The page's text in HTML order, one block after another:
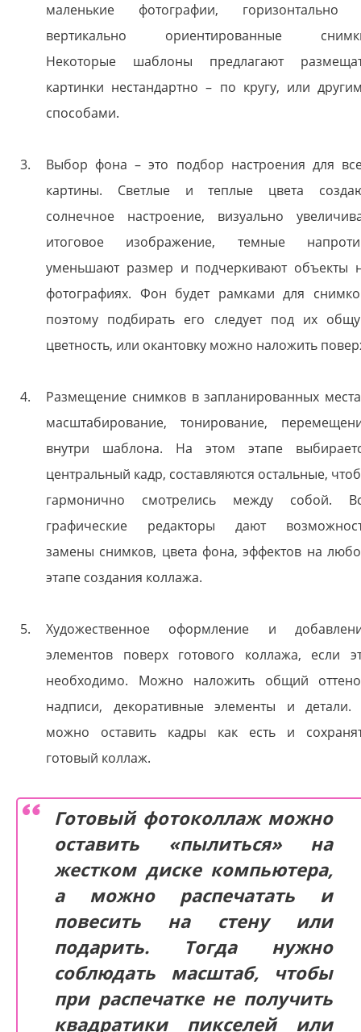
маленькие фотографии, горизонтально
вертикально ориентированные
Некоторые шаблоны предлагают
картинки нестандартно – по кругу, или
способами.
Выбор фона – это подбор настроения для
картины. Светлые и теплые цвета
солнечное настроение, визуально
итоговое изображение, темные
уменьшают размер и подчеркивают объекты
фотографиях. Фон будет рамками для
поэтому подбирать его следует под их
цветность, или окантовку можно наложить
Размещение снимков в запланированных
масштабирование, тонирование,
внутри шаблона. На этом этапе
центральный кадр, составляются остальные,
гармонично смотрелись между собой.
графические редакторы дают
замены снимков, цвета фона, эффектов на
этапе создания коллажа.
Художественное оформление и
элементов поверх готового коллажа, если
необходимо. Можно наложить общий
надписи, декоративные элементы и
можно оставить кадры как есть и
готовый коллаж.
Готовый фотоколлаж можно
оставить «пылиться» на
жестком диске компьютера,
а можно распечатать и
повесить на стену или
подарить. Тогда нужно
соблюдать масштаб, чтобы
при распечатке не получить
квадратики пикселей или